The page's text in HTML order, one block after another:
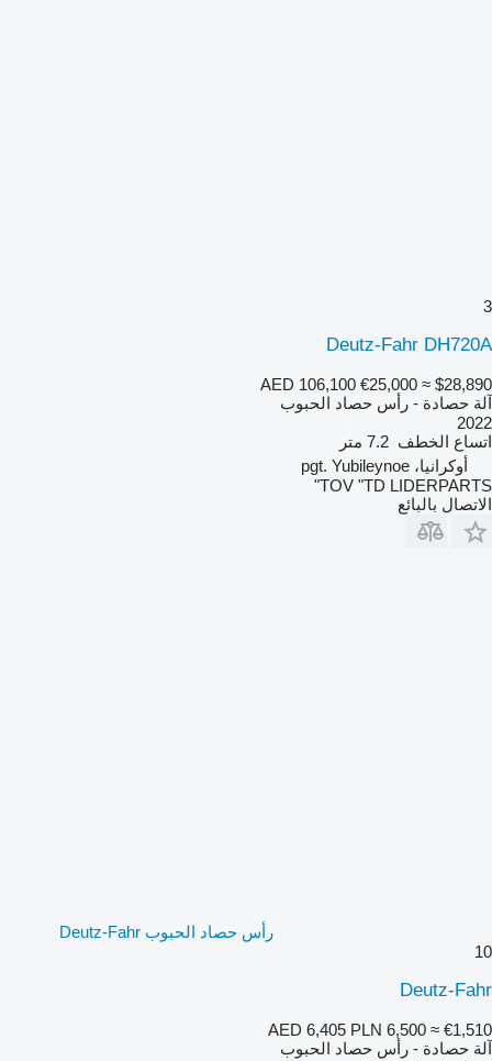
3
Deutz-Fahr DH720A
AED 106,100 €25,000 ≈ $28,890
آلة حصادة - رأس حصاد الحبوب
2022
اتساع الخطف 7.2 متر
أوكرانيا، pgt. Yubileynoe
TOV "TD LIDERPARTS"
الاتصال بالبائع
رأس حصاد الحبوب Deutz-Fahr
10
Deutz-Fahr
AED 6,405 PLN 6,500 ≈ €1,510
آلة حصادة - رأس حصاد الحبوب